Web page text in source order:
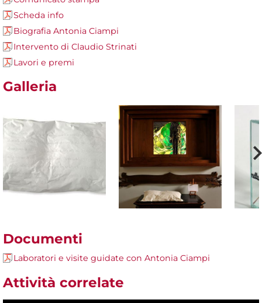
Scheda info
Biografia Antonia Ciampi
Intervento di Claudio Strinati
Lavori e premi
Galleria
Documenti
Laboratori e visite guidate con Antonia Ciampi
Attività correlate